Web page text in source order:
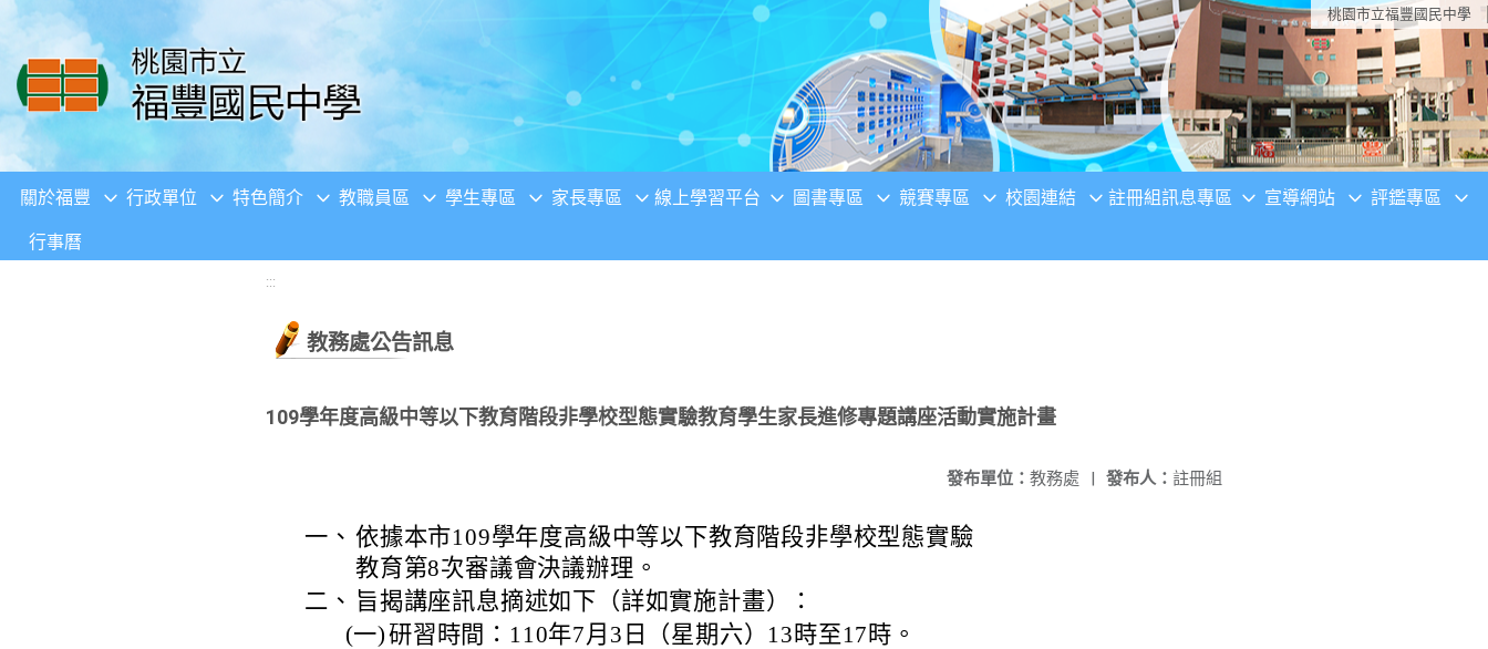
移至網頁之主要內容區位置 桃園市立福豐國民中學
關於福豐 行政單位 特色簡介 教職員區 學生專區 家長專區 線上學習平台 圖書專區 競賽專區 校園連結 註冊組訊息專區 宣導網站 評鑑專區
行事曆
:::
教務處公告訊息
109學年度高級中等以下教育階段非學校型態實驗教育學生家長進修專題講座活動實施計畫
發布人： 註冊組
發布單位： 教務處 |
一、 依據本市109學年度高級中等以下教育階段非學校型態實驗
教育第8次審議會決議辦理。
二、 旨揭講座訊息摘述如下（詳如實施計畫）：
(一)研習時間：110年7月3日（星期六）13時至17時。